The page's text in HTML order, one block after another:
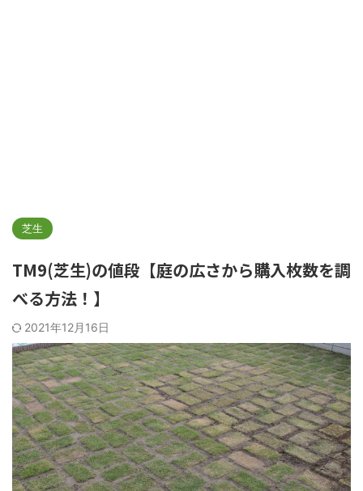
芝生
TM9(芝生)の値段【庭の広さから購入枚数を調
べる方法！】
2021年12月16日